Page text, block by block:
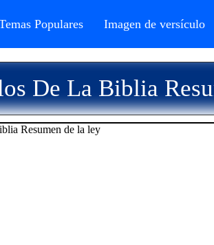
Populares Imagen de versículo
De La Biblia